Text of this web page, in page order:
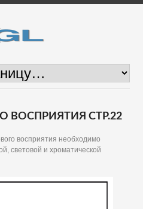
ВОСПРИЯТИЯ СТР.22
восприятия необходимо
световой и хроматической